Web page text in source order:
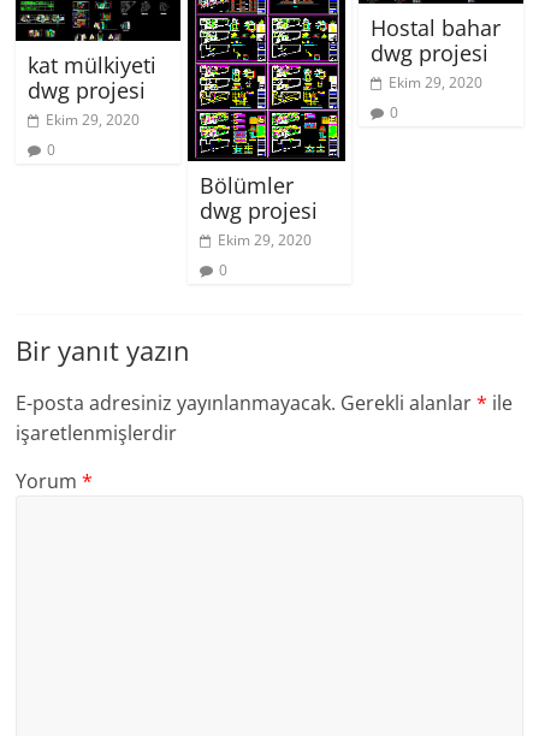
kat mülkiyeti
dwg projesi
Ekim 29, 2020
0
Bölümler
dwg projesi
Ekim 29, 2020
0
Hostal bahar
dwg projesi
Ekim 29, 2020
0
Bir yanıt yazın
E-posta adresiniz yayınlanmayacak. Gerekli alanlar* ile
işaretlenmişlerdir
Yorum*